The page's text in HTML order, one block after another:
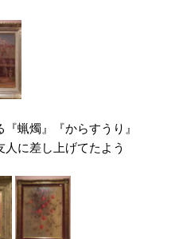
蝋燭』『からすうり』
に差し上げてたよう